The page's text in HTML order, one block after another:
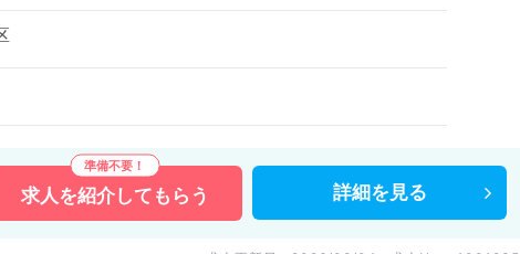
求人を紹介してもらう 詳細を 見る